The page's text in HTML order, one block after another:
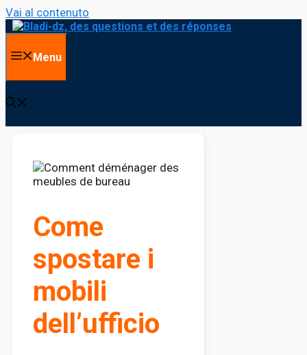
Vai al contenuto
Menu
Come
spostare i
mobili
dell’ufficio